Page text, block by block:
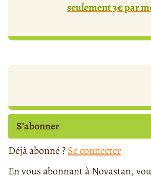
seulement 3€ par
S’abonner
Déjà abonné ?Se connecter
En vous abonnant à Novastan,